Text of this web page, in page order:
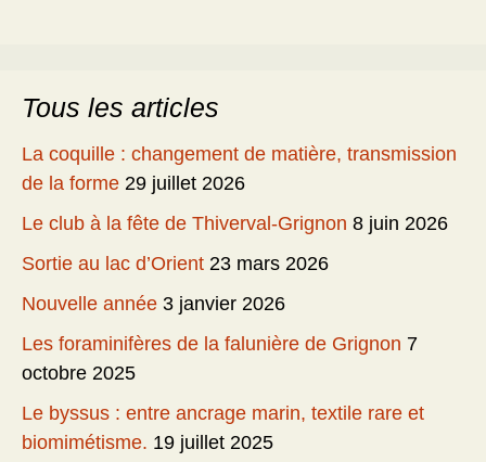
Tous les articles
La coquille : changement de matière, transmission
de la forme 29 juillet 2026
Le club à la fête de Thiverval-Grignon 8 juin 2026
Sortie au lac d’Orient 23 mars 2026
Nouvelle année 3 janvier 2026
Les foraminifères de la falunière de Grignon 7
octobre 2025
Le byssus : entre ancrage marin, textile rare et
biomimétisme. 19 juillet 2025